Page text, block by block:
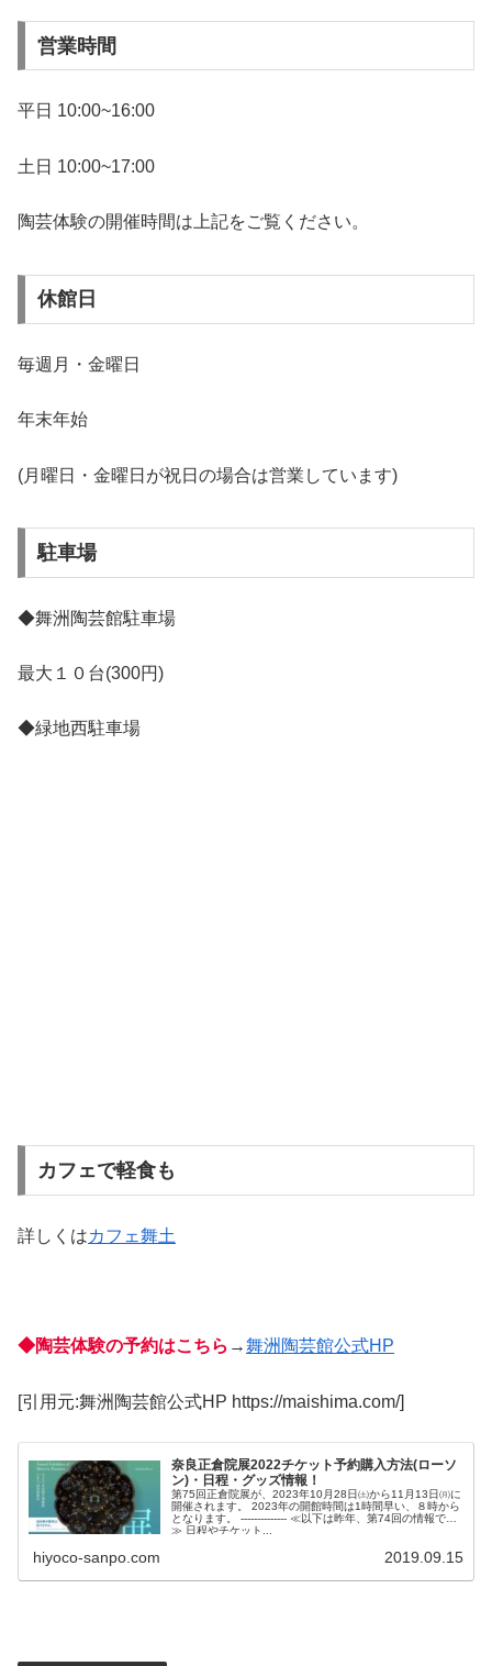
営業時間
平日 10:00~16:00
土日 10:00~17:00
陶芸体験の開催時間は上記をご覧ください。
休館日
毎週月・金曜日
年末年始
(月曜日・金曜日が祝日の場合は営業しています)
駐車場
◆舞洲陶芸館駐車場
最大１０台(300円)
◆緑地西駐車場
カフェで軽食も
詳しくはカフェ舞土
◆陶芸体験の予約はこちら →舞洲陶芸館公式HP
[引用元:舞洲陶芸館公式HP https://maishima.com/]
奈良正倉院展2022チケット予約購入方法(ローソ
ン)・日程・グッズ情報！
第75回正倉院展が、2023年10月28日㈯から11月13日㈪に
開催されます。 2023年の開館時間は1時間早い、８時から
となります。 -------------- ≪以下は昨年、第74回の情報です
≫ 日程やチケット...
hiyoco-sanpo.com 2019.09.15